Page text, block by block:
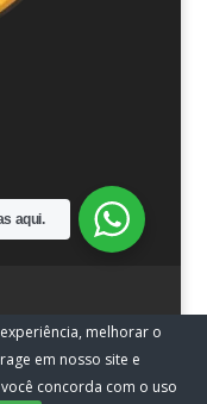
melhorar o
em nosso site e
concorda com o uso
aqui.